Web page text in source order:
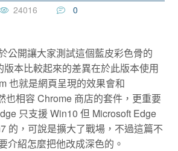
24016
0
公開讓大家測試這個藍皮彩色骨的
版本比較起來的差異在於此版本使用
也就是網頁呈現的效果會和
也相容 Chrome 商店的套件，更重要
只支援 Win10 但 Microsoft Edge
的，可說是擴大了戰場，不過這篇不
介紹怎麼把他改成深色的。